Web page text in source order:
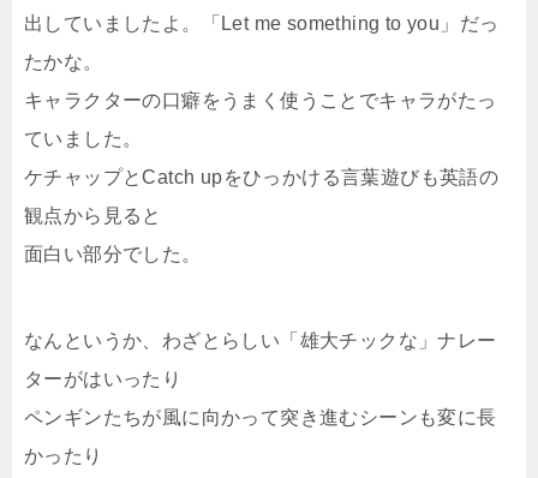
出していましたよ。「Let me something to you」だっ
たかな。
キャラクターの口癖をうまく使うことでキャラがたっ
ていました。
ケチャップとCatch upをひっかける言葉遊びも英語の
観点から見ると
面白い部分でした。
なんというか、わざとらしい「雄大チックな」ナレー
ターがはいったり
ペンギンたちが風に向かって突き進むシーンも変に長
かったり